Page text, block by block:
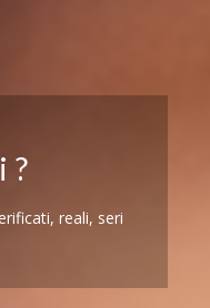
?
reali, seri